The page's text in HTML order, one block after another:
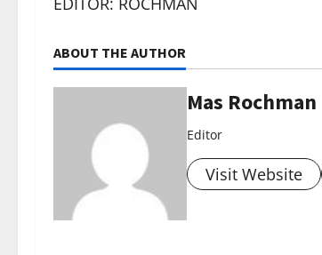
ABOUT THE AUTHOR
Mas Rochman
Editor
Visit Website